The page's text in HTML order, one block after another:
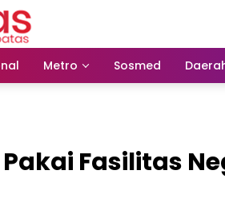
Metro Sosmed
Fasilitas